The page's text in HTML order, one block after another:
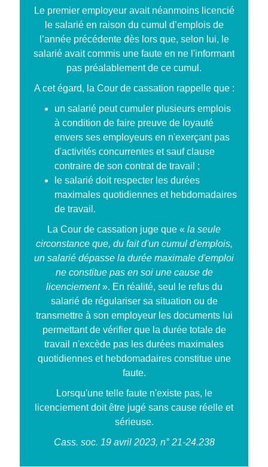
Le premier employeur avait néanmoins licencié
le salarié en raison du cumul d’emplois de
l’année précédente dès lors que, selon lui, le
salarié avait commis une faute en ne l'informant
pas préalablement de ce cumul.
A cet égard, la Cour de cassation rappelle que :
un salarié peut cumuler plusieurs emplois
à condition de faire preuve de loyauté
envers ses employeurs en n'exerçant pas
d'activités concurrentes et sauf clause
contraire de son contrat de travail ;
le salarié doit respecter les durées
maximales quotidiennes et hebdomadaires
de travail.
La Cour de cassation juge que « la seule
circonstance que, du fait d'un cumul d'emplois,
un salarié dépasse la durée maximale d'emploi
ne constitue pas en soi une cause de
licenciement». En réalité, seul le refus du
salarié de régulariser sa situation ou de
transmettre à son employeur les documents lui
permettant de vérifier que la durée totale de
travail n'excède pas les durées maximales
quotidiennes et hebdomadaires constitue une
faute.
Lorsqu'une telle faute n'existe pas, le
licenciement doit être jugé sans cause réelle et
sérieuse.
Cass. soc. 19 avril 2023, n° 21-24.238